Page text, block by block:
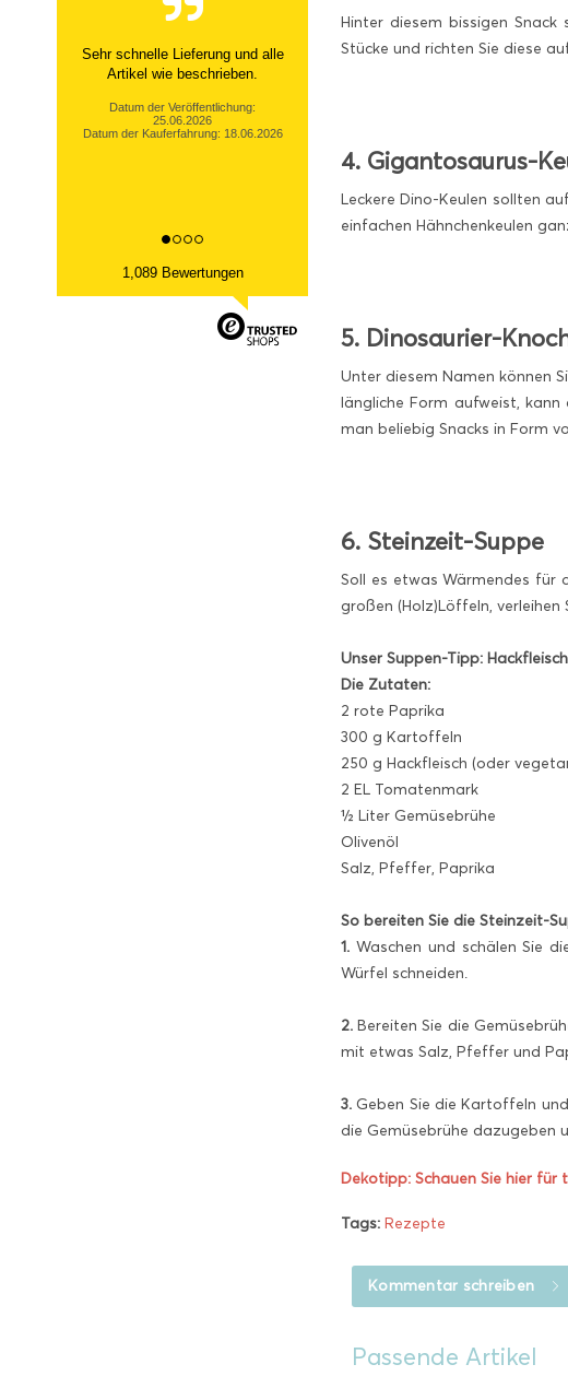
Sehr netter Kontakt, zügige Info
über nicht- Verfügbarkeit und
Datum der Veröffentlichung:
13.03.2026
1,089 Bewertungen
Hinter diesem bissigen Snack
Stücke und richten Sie diese
4. Gigantosaurus-
Leckere Dino-Keulen sollten
einfachen Hähnchenkeulen
5. Dinosaurier-
Unter diesem Namen können
längliche Form aufweist,
man beliebig Snacks in Form
6. Steinzeit-Suppe
Soll es etwas Wärmendes für
großen (Holz)Löffeln,
Unser Suppen-Tipp:
Die Zutaten:
2 rote Paprika
300 g Kartoffeln
250 g Hackfleisch (oder
2 EL Tomatenmark
½ Liter Gemüsebrühe
Olivenöl
Salz, Pfeffer, Paprika
So bereiten Sie die Steinzeit-
1. Waschen und schälen Sie
Würfel schneiden.
2. Bereiten Sie die
mit etwas Salz, Pfeffer und
3. Geben Sie die Kartoffeln
die Gemüsebrühe dazugeben
Dekotipp: Schauen Sie hier
Tags: Rezepte
Kommentar schreiben
Passende Artikel